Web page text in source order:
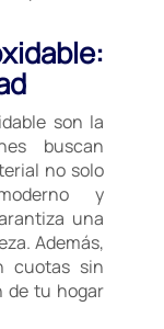
son la
buscan
no solo
y
una
Además,
cuotas sin
de tu hogar